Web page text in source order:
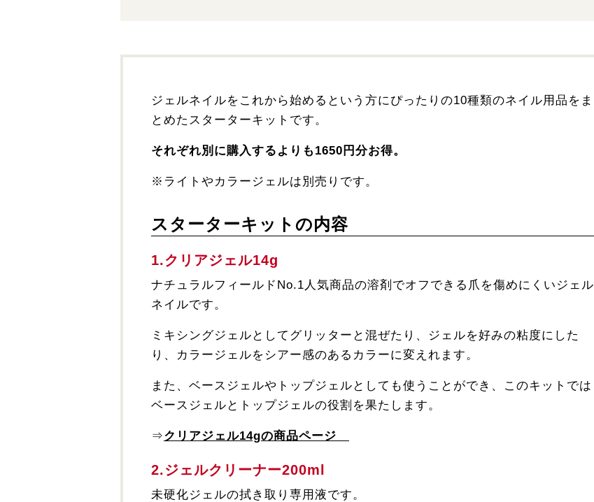
ジェルネイルをこれから始めるという方にぴったりの10種類のネイル用品をま
とめたスターターキットです。
それぞれ別に購入するよりも1650円分お得。
※ライトやカラージェルは別売りです。
スターターキットの内容
1.クリアジェル14g
ナチュラルフィールドNo.1人気商品の溶剤でオフできる爪を傷めにくいジェル
ネイルです。
ミキシングジェルとしてグリッターと混ぜたり、ジェルを好みの粘度にした
り、カラージェルをシアー感のあるカラーに変えれます。
また、ベースジェルやトップジェルとしても使うことができ、このキットでは
ベースジェルとトップジェルの役割を果たします。
⇒クリアジェル14gの商品ページ
2.ジェルクリーナー200ml
未硬化ジェルの拭き取り専用液です。